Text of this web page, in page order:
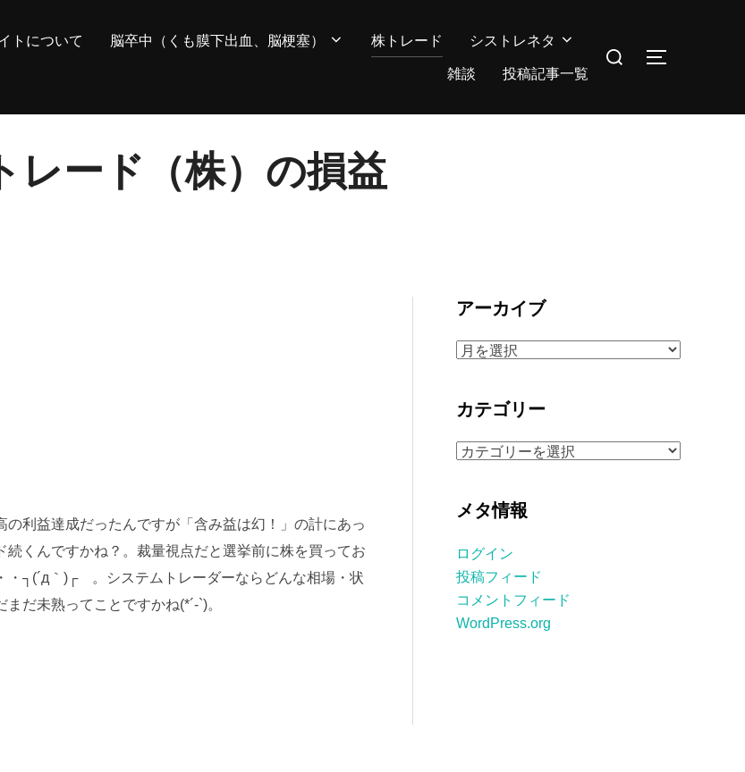
トについて 脳卒中（くも膜下出血、脳梗塞） 株トレード
シストレネタ
雑談
投稿記事一覧
検
サイドバー
ード（株）の損益
利益達成だったんですが「含み益は幻！」の計にあっ
くんですかね？。裁量視点だと選挙前に株を買ってお
・┐(´д｀)┌ 。システムトレーダーならどんな相場・状
だ未熟ってことですかね(*´-`)。
アーカイブ
ア
イ
ブ
カテゴリー
カ
リ
メタ情報
ログイン
投稿フィード
コメントフィード
WordPress.org